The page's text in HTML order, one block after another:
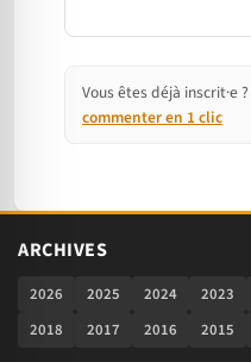
Vous êtes déjà inscrit·e ?
commenter en 1 clic
ARCHIVES
2026 2025 2024 2023
2018
2017 2016 2015